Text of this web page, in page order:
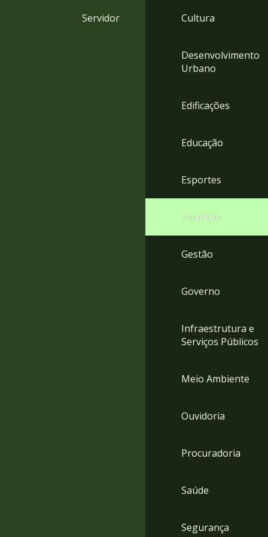
Servidor Cultura
Desenvolvimento
Urbano
Edificações
Educação
Esportes
Finanças
Gestão
Governo
Infraestrutura e
Serviços Públicos
Meio Ambiente
Ouvidoria
Procuradoria
Saúde
Segurança